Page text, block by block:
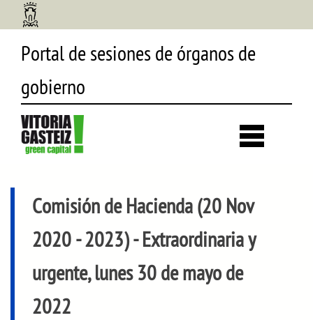
Portal de sesiones de órganos de
gobierno
Comisión de Hacienda (20 Nov
2020 - 2023)- Extraordinaria y
urgente, lunes 30 de mayo de
2022